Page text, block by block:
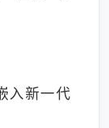
入新一代